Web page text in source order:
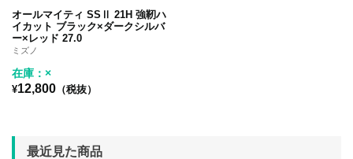
オールマイティ SSⅡ 21H 強靭ハ
イカット ブラック×ダークシルバ
ー×レッド 27.0
ミズノ
在庫：×
¥12,800 （税抜）
最近見た商品